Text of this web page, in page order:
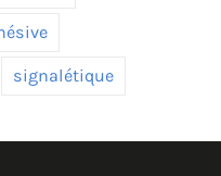
signalétique